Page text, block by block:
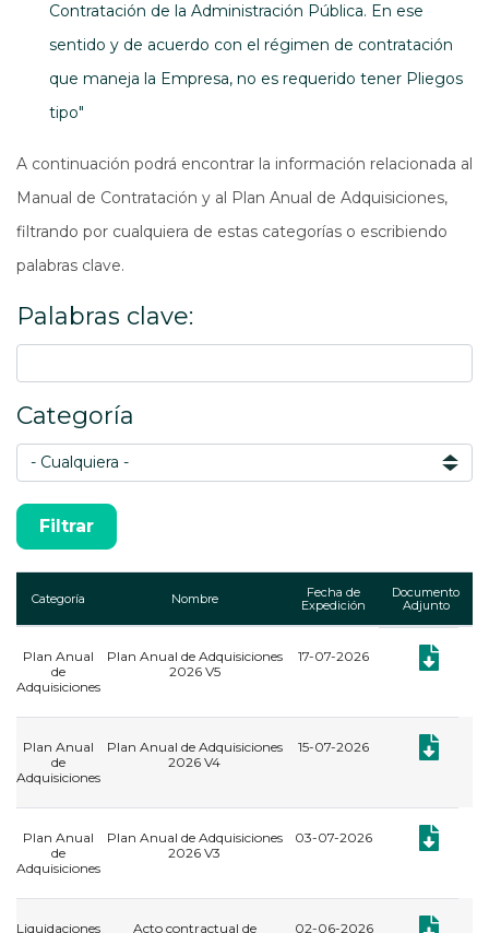
Contratación de la Administración Pública. En ese
sentido y de acuerdo con el régimen de contratación
que maneja la Empresa, no es requerido tener Pliegos
tipo"
A continuación podrá encontrar la información relacionada al
Manual de Contratación y al Plan Anual de Adquisiciones,
filtrando por cualquiera de estas categorías o escribiendo
palabras clave.
Palabras clave:
Categoría
Categoría Nombre
Fecha de
Expedición
Documento
Adjunto
Plan Anual
de
Adquisiciones
Plan Anual de Adquisiciones
2026 V5
17-07-2026
Plan Anual
de
Adquisiciones
Plan Anual de Adquisiciones
2026 V4
15-07-2026
Plan Anual
de
Adquisiciones
Plan Anual de Adquisiciones
2026 V3
03-07-2026
Liquidaciones Acto contractual de 02-06-2026